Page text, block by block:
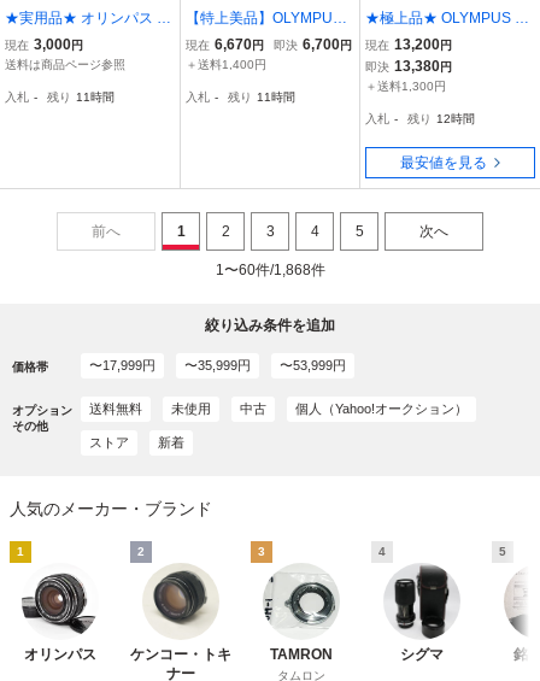
★実用品★ オリンパス O
LYMPUS OM-SYSTEM G.
ZUIKO AUTO-W 28mm F
現在 3,000円
送料は商品ページ参照
入札 - 残り 11時間
【特上美品】OLYMPUS
OM-SYSTEM G.ZUIKO A
UTO-W 1:3.5 f=28mm オ
イコー【動作確認済】#2
現在 6,670円 即決 6,700円
＋送料1,400円
入札 - 残り 11時間
★極上品★ OLYMPUS オ
リンパス 3CON-P01 コン
バーターレンズセット #O
538
現在 13,200円
即決 13,380円
＋送料1,300円
入札 - 残り 12時間
最安値を見る
前へ 1 2 3 4 5 次へ
1〜60件/1,868件
絞り込み条件を追加
価格帯 〜17,999円 〜35,999円 〜53,999円
オプション
その他
送料無料 未使用 中古 個人（Yahoo!オークション）
ストア 新着
人気のメーカー・ブランド
1
オリンパス
2
ケンコー・トキ
ナー
3
TAMRON
タムロン
4
シグマ
5
銘